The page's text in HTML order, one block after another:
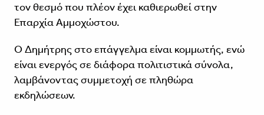
τον θεσμό που πλέον έχει καθιερωθεί στην
Επαρχία Αμμοχώστου.
Ο Δημήτρης στο επάγγελμα είναι κομμωτής, ενώ
είναι ενεργός σε διάφορα πολιτιστικά σύνολα,
λαμβάνοντας συμμετοχή σε πληθώρα
εκδηλώσεων.